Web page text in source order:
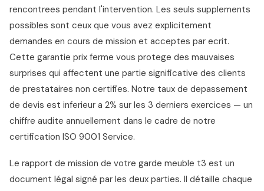
rencontrees pendant l'intervention. Les seuls supplements
possibles sont ceux que vous avez explicitement
demandes en cours de mission et acceptes par ecrit.
Cette garantie prix ferme vous protege des mauvaises
surprises qui affectent une partie significative des clients
de prestataires non certifies. Notre taux de depassement
de devis est inferieur a 2% sur les 3 derniers exercices — un
chiffre audite annuellement dans le cadre de notre
certification ISO 9001 Service.
Le rapport de mission de votre garde meuble t3 est un
document légal signé par les deux parties. Il détaille chaque